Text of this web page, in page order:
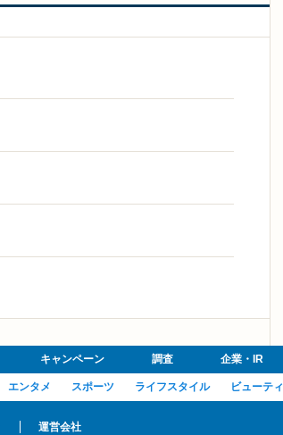
キャンペーン 調査 企業・IR
エンタメ スポーツ ライフスタイル ビューティ
運営会社